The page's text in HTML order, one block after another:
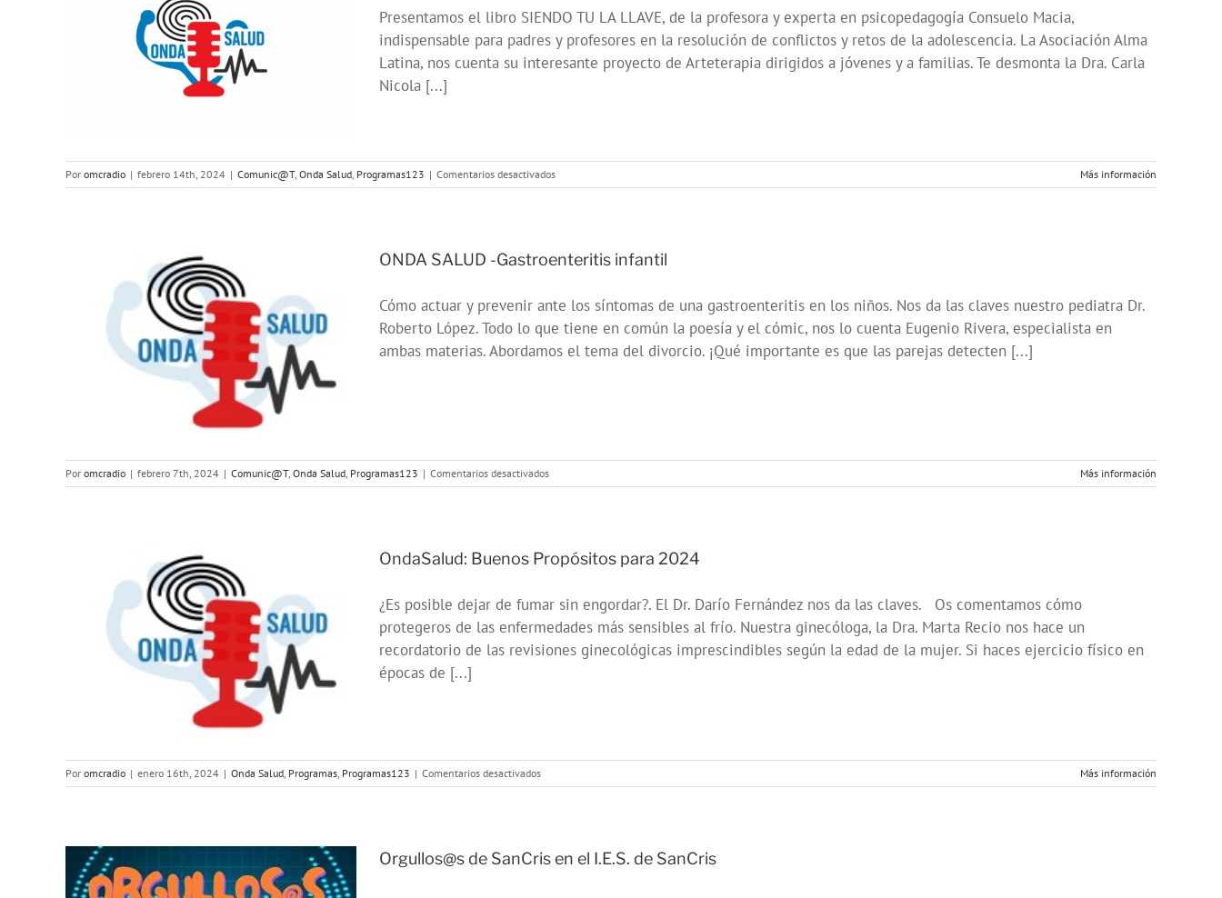
Presentamos el libro SIENDO TU LA LLAVE, de la profesora y experta en psicopedagogía Consuelo Macia,
indispensable para padres y profesores en la resolución de conflictos y retos de la adolescencia. La Asociación Alma
Latina, nos cuenta su interesante proyecto de Arteterapia dirigidos a jóvenes y a familias. Te desmonta la Dra. Carla
Nicola [...]
Por omcradio | febrero 14th, 2024 | Comunic@T, Onda Salud Programas123 | Comentarios desactivadosen
ONDA
el
Más información
ONDA SALUD -Gastroenteritis infantil
Cómo actuar y prevenir ante los síntomas de una gastroenteritis en los niños. Nos da las claves nuestro pediatra Dr.
Roberto López. Todo lo que tiene en común la poesía y el cómic, nos lo cuenta Eugenio Rivera, especialista en
ambas materias. Abordamos el tema del divorcio. ¡Qué importante es que las parejas detecten [...]
Por omcradio | febrero 7th, 2024 | Comunic@T, Onda Salud, Programas123 | Comentarios desactivadosen
ONDA
infantil
Más información
OndaSalud: Buenos Propósitos para 2024
¿Es posible dejar de fumar sin engordar?. El Dr. Darío Fernández nos da las claves. Os comentamos cómo
protegeros de las enfermedades más sensibles al frío. Nuestra ginecóloga, la Dra. Marta Recio nos hace un
recordatorio de las revisiones ginecológicas imprescindibles según la edad de la mujer. Si haces ejercicio físico en
épocas de [...]
Por omcradio | enero 16th, 2024 | Onda Salud Programas Programas123 | Comentarios desactivadosen
OndaSalud:
2024
Más información
Orgullos@s de SanCris en el I.E.S. de SanCris